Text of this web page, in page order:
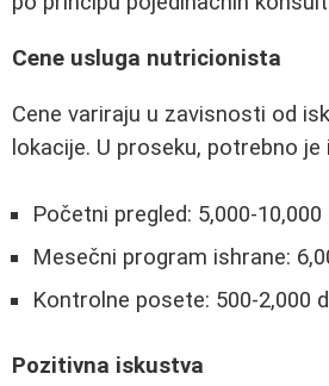
Cene usluga nutricionista
Cene variraju u zavisnosti od
lokacije. U proseku, potrebno je
Početni pregled: 5,000-10,000
Mesečni program ishrane:
Kontrolne posete: 500-2,000
Pozitivna iskustva